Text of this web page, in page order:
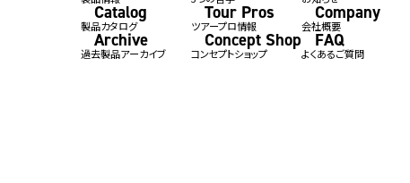
Catalog
製品カタログ
Archive
過去製品アーカイブ
Tour Pros
ツアープロ情報
Concept Shop
コンセプトショップ
Company
会社概要
FAQ
よくあるご質問